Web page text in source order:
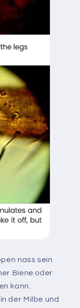
nass sein
Biene oder
kann.
der Milbe und